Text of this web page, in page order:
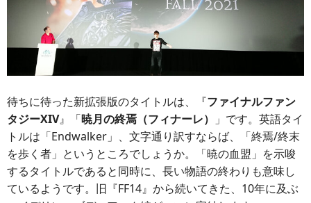
待ちに待った新拡張版のタイトルは、『ファイナルファン
タジーXIV』「暁月の終焉（フィナーレ）
」です。英語タイ
トルは「Endwalker」、文字通り訳すならば、「終焉/終末
を歩く者」というところでしょうか。「暁の血盟」を示唆
するタイトルであると同時に、長い物語の終わりも意味し
ているようです。旧『FF14』から続いてきた、10年に及ぶ